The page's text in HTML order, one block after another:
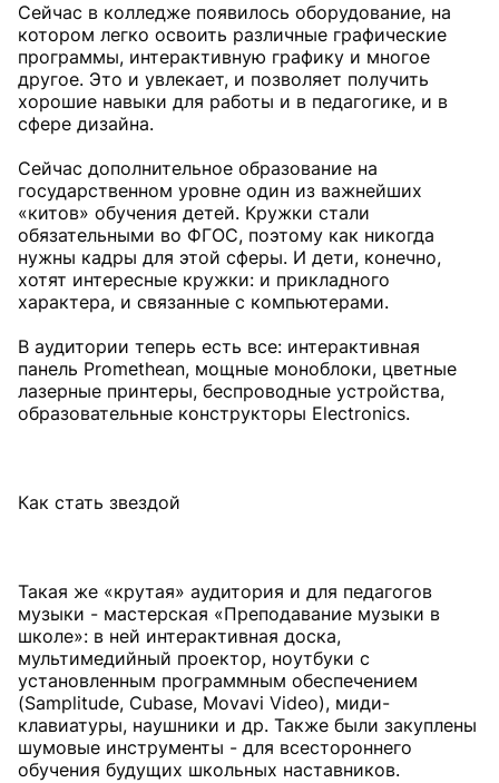
Сейчас в колледже появилось оборудование, на
котором легко освоить различные графические
программы, интерактивную графику и многое
другое. Это и увлекает, и позволяет получить
хорошие навыки для работы и в педагогике, и в
сфере дизайна.
Сейчас дополнительное образование на
государственном уровне один из важнейших
«китов» обучения детей. Кружки стали
обязательными во ФГОС, поэтому как никогда
нужны кадры для этой сферы. И дети, конечно,
хотят интересные кружки: и прикладного
характера, и связанные с компьютерами.
В аудитории теперь есть все: интерактивная
панель Promethean, мощные моноблоки, цветные
лазерные принтеры, беспроводные устройства,
образовательные конструкторы Electronics.
Как стать звездой
Такая же «крутая» аудитория и для педагогов
музыки - мастерская «Преподавание музыки в
школе»: в ней интерактивная доска,
мультимедийный проектор, ноутбуки с
установленным программным обеспечением
(Samplitude, Cubase, Movavi Video), миди-
клавиатуры, наушники и др. Также были закуплены
шумовые инструменты - для всестороннего
обучения будущих школьных наставников.